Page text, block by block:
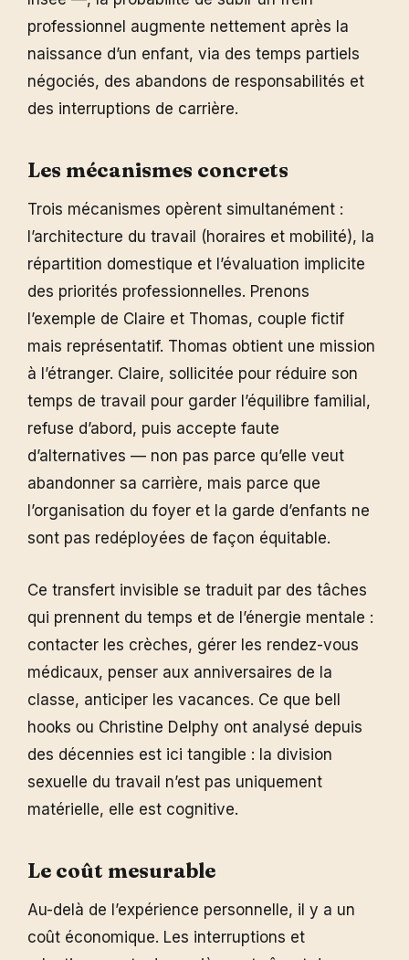
professionnel augmente nettement après la
naissance d’un enfant, via des temps partiels
négociés, des abandons de responsabilités et
des interruptions de carrière.
Les mécanismes concrets
Trois mécanismes opèrent simultanément :
l’architecture du travail (horaires et mobilité), la
répartition domestique et l’évaluation implicite
des priorités professionnelles. Prenons
l’exemple de Claire et Thomas, couple fictif
mais représentatif. Thomas obtient une mission
à l’étranger. Claire, sollicitée pour réduire son
temps de travail pour garder l’équilibre familial,
refuse d’abord, puis accepte faute
d’alternatives — non pas parce qu’elle veut
abandonner sa carrière, mais parce que
l’organisation du foyer et la garde d’enfants ne
sont pas redéployées de façon équitable.
Ce transfert invisible se traduit par des tâches
qui prennent du temps et de l’énergie mentale :
contacter les crèches, gérer les rendez-vous
médicaux, penser aux anniversaires de la
classe, anticiper les vacances. Ce que bell
hooks ou Christine Delphy ont analysé depuis
des décennies est ici tangible : la division
sexuelle du travail n’est pas uniquement
matérielle, elle est cognitive.
Le coût mesurable
Au-delà de l’expérience personnelle, il y a un
coût économique. Les interruptions et